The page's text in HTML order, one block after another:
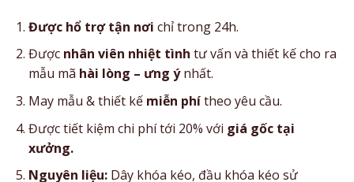
Được hổ trợ tận nơi chỉ trong 24h.
Đượcnhân viên nhiệt tình tư vấn và thiết kế cho ra
mẫu mã hài lòng – ưng ýnhất.
May mẫu & thiết kế miễn phítheo yêu cầu.
Được tiết kiệm chi phí tới 20% với giá gốc tại
xưởng.
Nguyên liệu:Dây khóa kéo, đầu khóa kéo sử